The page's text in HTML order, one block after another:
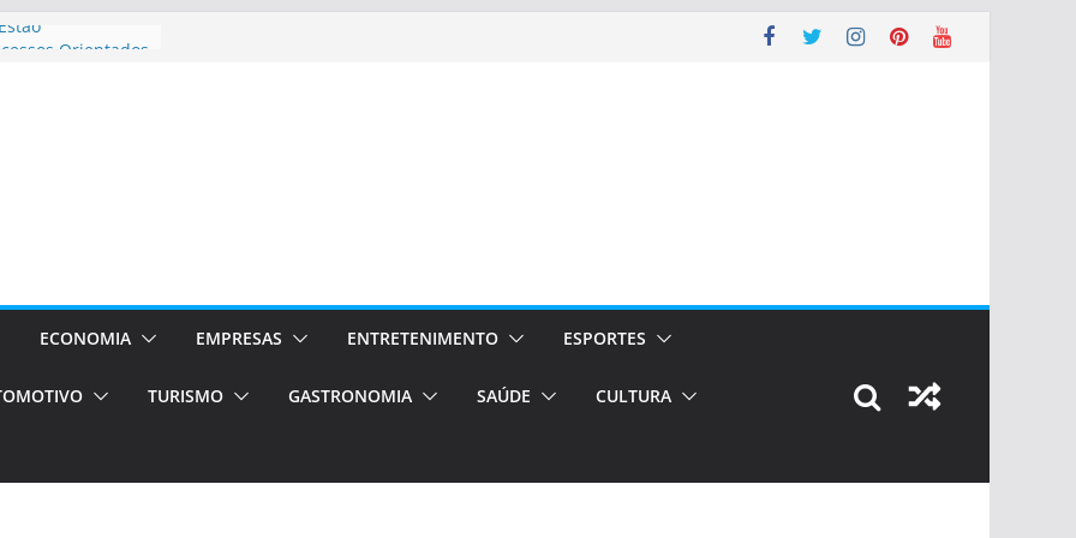
em Porto
de transfer,
de alto padrão
–
o segundo
únicas e
volta!
ECONOMIA EMPRESAS ENTRETENIMENTO ESPORTES
TURISMO GASTRONOMIA SAÚDE CULTURA